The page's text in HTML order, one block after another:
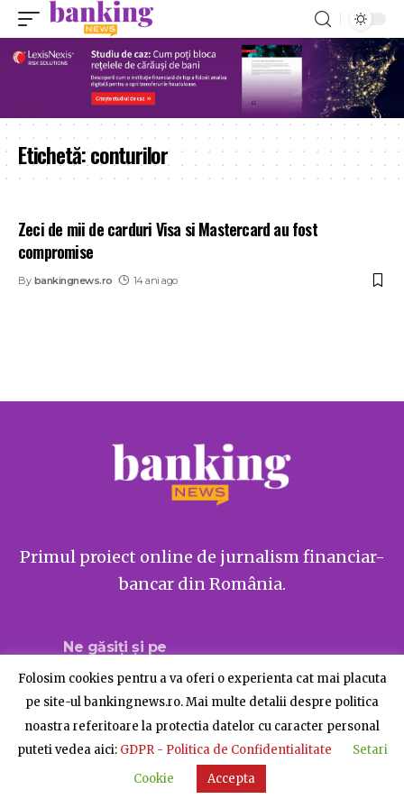
Etichetă:conturilor
Zeci de mii de carduri Visa si Mastercard au fost
compromise
By bankingnews.ro 14 ani ago
Primul proiect online de jurnalism financiar-
bancar din România.
Ne găsiți și pe
© BankingNews - Toate drepturile rezervate
Despre BankingNews Contact Publicitate
Folosim cookies pentru a va oferi o experienta cat mai placuta
pe site-ul bankingnews.ro. Mai multe detalii despre politica
noastra referitoare la protectia datelor cu caracter personal
puteti vedea aici: GDPR - Politica de Confidentialitate
Setari
Cookie
Accepta